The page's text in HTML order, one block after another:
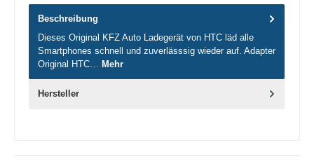
Beschreibung
Dieses Original KFZ Auto Ladegerät von HTC läd alle
Smartphones schnell und zuverlässsig wieder auf. Adapter
Original HTC… Mehr
Hersteller